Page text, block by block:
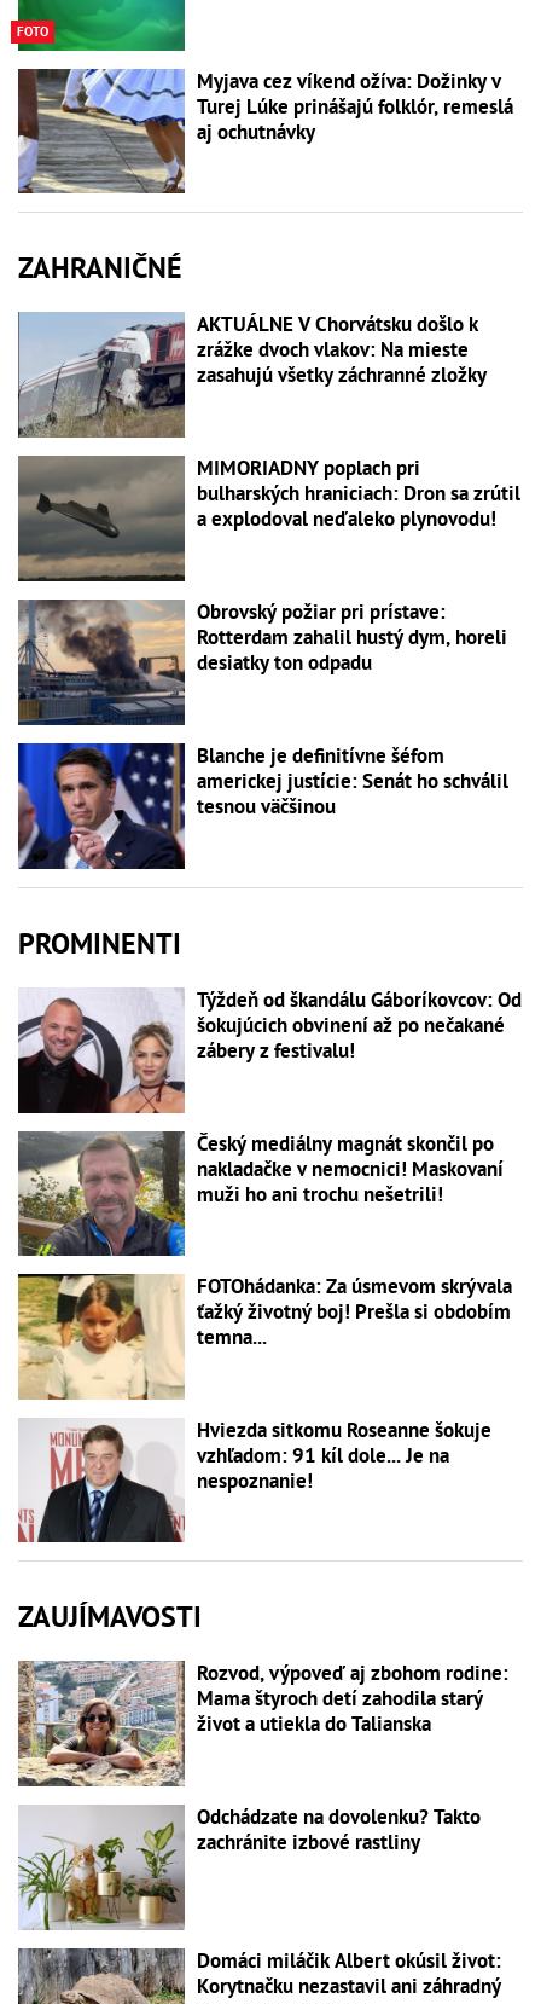
FOTO
Myjava cez víkend ožíva: Dožinky v
Turej Lúke prinášajú folklór, remeslá
aj ochutnávky
ZAHRANIČNÉ
AKTUÁLNE V Chorvátsku došlo k
zrážke dvoch vlakov: Na mieste
zasahujú všetky záchranné zložky
MIMORIADNY poplach pri
bulharských hraniciach: Dron sa zrútil
a explodoval neďaleko plynovodu!
Obrovský požiar pri prístave:
Rotterdam zahalil hustý dym, horeli
desiatky ton odpadu
Blanche je definitívne šéfom
americkej justície: Senát ho schválil
tesnou väčšinou
PROMINENTI
Týždeň od škandálu Gáboríkovcov: Od
šokujúcich obvinení až po nečakané
zábery z festivalu!
Český mediálny magnát skončil po
nakladačke v nemocnici! Maskovaní
muži ho ani trochu nešetrili!
FOTOhádanka: Za úsmevom skrývala
ťažký životný boj! Prešla si obdobím
temna...
Hviezda sitkomu Roseanne šokuje
vzhľadom: 91 kíl dole... Je na
nespoznanie!
ZAUJÍMAVOSTI
Rozvod, výpoveď aj zbohom rodine:
Mama štyroch detí zahodila starý
život a utiekla do Talianska
Odchádzate na dovolenku? Takto
zachránite izbové rastliny
Domáci miláčik Albert okúsil život:
Korytnačku nezastavil ani záhradný